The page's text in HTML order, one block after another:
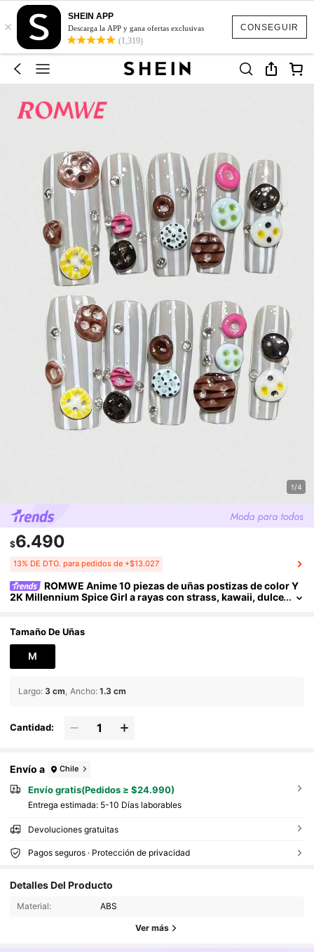
CONSEGUIR
×
SHEIN APP
Descarga la APP y gana ofertas exclusivas
(1,319)
1/4
$6.490
13% DE DTO. para pedidos de +$13.027
ROMWE Anime 10 piezas de uñas postizas de color Y
2K Millennium Spice Girl a rayas con strass, kawaii, dulce
stilo japonés Harajuku, simples y de moda, adecuadas para u
niversidades, festivales de música, citas, etc.
Tamaño De Uñas
M
Largo: 3 cm Ancho: 1.3 cm
Cantidad:
Envío a Chile
Envío gratis(Pedidos ≥ $24.990)
Entrega estimada: 5-10 Días laborables
Devoluciones gratuitas
Pagos seguros · Protección de privacidad
Detalles Del Producto
Material: ABS
Ver más